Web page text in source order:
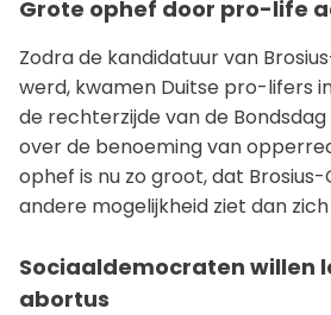
Grote ophef door pro-life
Zodra de kandidatuur van
werd, kwamen Duitse pro-lifers
de rechterzijde van de
over de benoeming van
ophef is nu zo groot, dat
andere mogelijkheid ziet dan
Sociaaldemocraten willen
abortus